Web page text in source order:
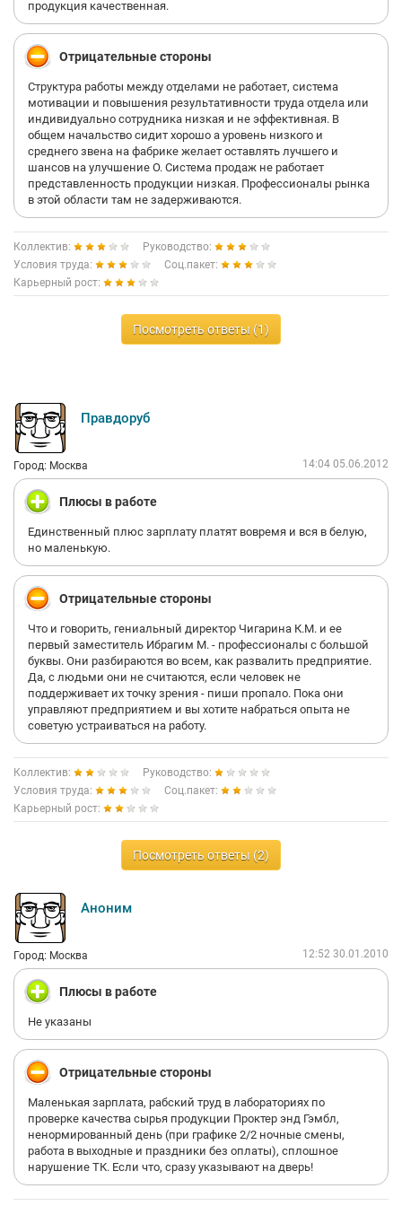
Вообще очень жмотная компания. Ни корпоративов, ни
подарков на праздники.... Там хорошо лишь бабкам-
пенсионеркам, коих там большинство. Хуже места не
придумаешь!!!! Бегите от него подальше!
продукция качественная.
Отрицательные стороны
Структура работы между отделами не работает, система
мотивации и повышения результативности труда отдела или
индивидуально сотрудника низкая и не эффективная. В
общем начальство сидит хорошо а уровень низкого и
среднего звена на фабрике желает оставлять лучшего и
шансов на улучшение О. Система продаж не работает
представленность продукции низкая. Профессионалы рынка
в этой области там не задерживаются.
Коллектив:
Руководство:
Условия труда:
Соц.пакет:
Карьерный рост:
Посмотреть ответы (1)
Правдоруб
Город: Москва 14:04 05.06.2012
Плюсы в работе
Единственный плюс зарплату платят вовремя и вся в белую,
но маленькую.
Отрицательные стороны
Что и говорить, гениальный директор Чигарина К.М. и ее
первый заместитель Ибрагим М. - профессионалы с большой
буквы. Они разбираются во всем, как развалить предприятие.
Да, с людьми они не считаются, если человек не
поддерживает их точку зрения - пиши пропало. Пока они
управляют предприятием и вы хотите набраться опыта не
советую устраиваться на работу.
Коллектив:
Руководство:
Условия труда:
Соц.пакет:
Карьерный рост:
Посмотреть ответы (2)
Аноним
Город: Москва 12:52 30.01.2010
Плюсы в работе
Не указаны
Отрицательные стороны
Маленькая зарплата, рабский труд в лабораториях по
проверке качества сырья продукции Проктер энд Гэмбл,
ненормированный день (при графике 2/2 ночные смены,
работа в выходные и праздники без оплаты), сплошное
нарушение ТК. Если что, сразу указывают на дверь!